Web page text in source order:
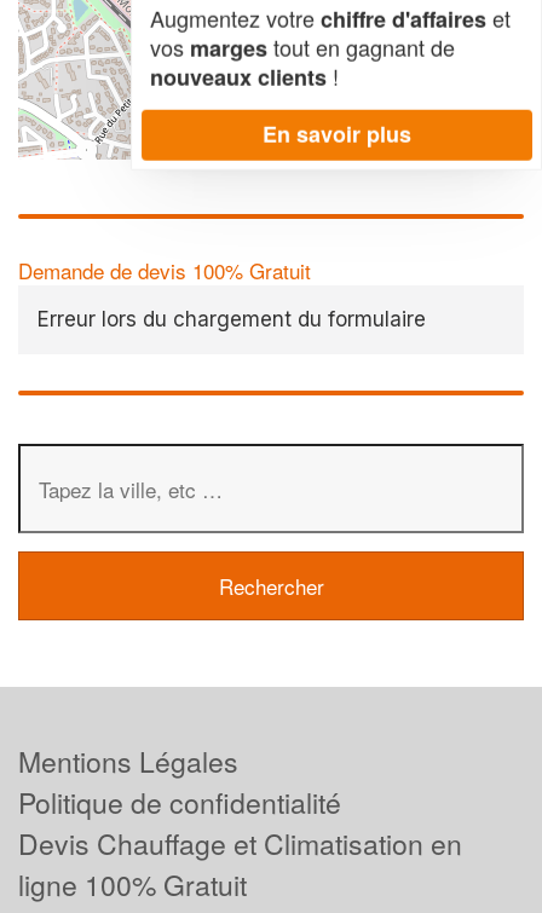
OpenStreetMap contributors,
Demande de devis 100% Gratuit
Erreur lors du chargement du formulaire
Augmentez votrechiffre d'affaireset
vos margestout en gagnant de
nouveaux clients !
En savoir plus
Mentions Légales
Politique de confidentialité
Devis Chauffage et Climatisation en
ligne 100% Gratuit